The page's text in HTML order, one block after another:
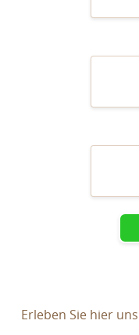
Erleben Sie hier